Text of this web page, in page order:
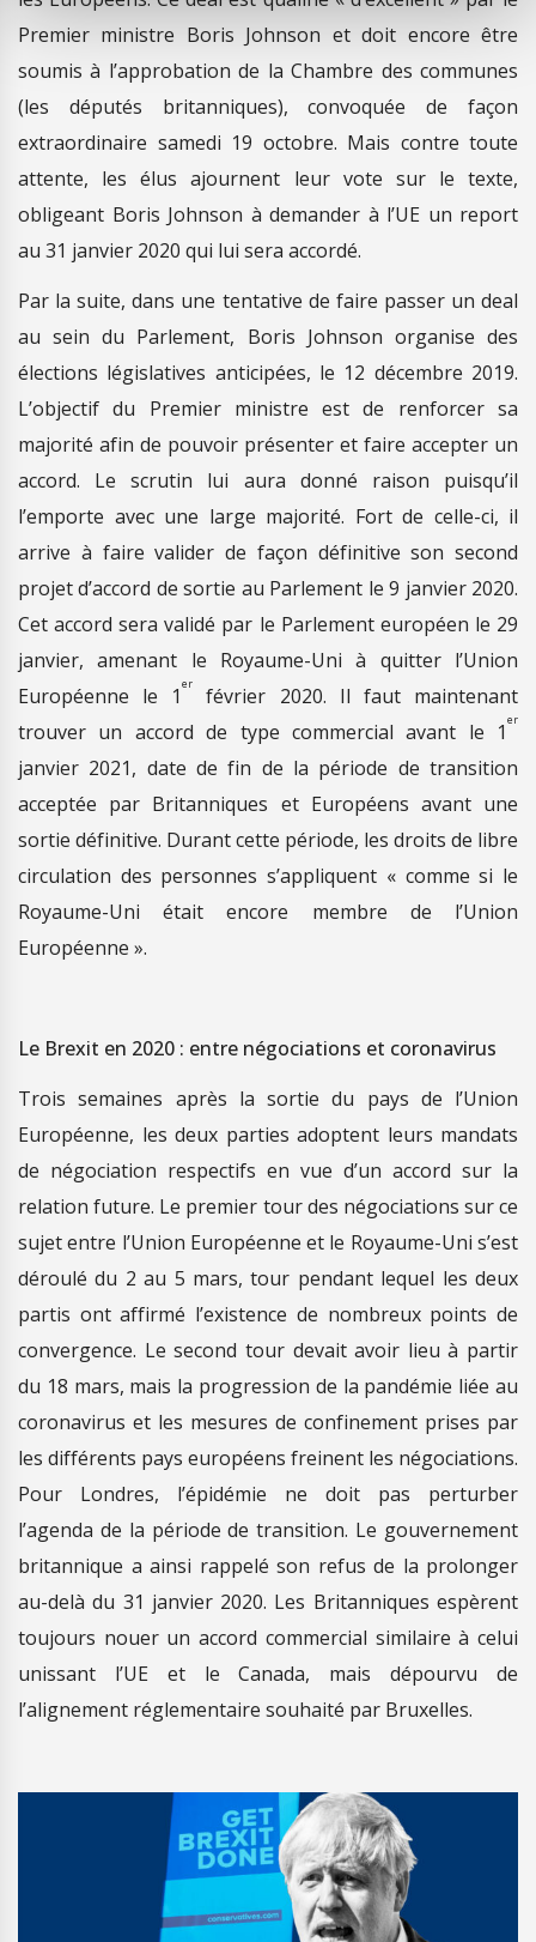
Premier ministre Boris Johnson et doit encore être
soumis à l’approbation de la Chambre des communes
(les députés britanniques), convoquée de façon
extraordinaire samedi 19 octobre. Mais contre toute
attente, les élus ajournent leur vote sur le texte,
obligeant Boris Johnson à demander à l’UE un report
au 31 janvier 2020 qui lui sera accordé.
Par la suite, dans une tentative de faire passer un deal
au sein du Parlement, Boris Johnson organise des
élections législatives anticipées, le 12 décembre 2019.
L’objectif du Premier ministre est de renforcer sa
majorité afin de pouvoir présenter et faire accepter un
accord. Le scrutin lui aura donné raison puisqu’il
l’emporte avec une large majorité. Fort de celle-ci, il
arrive à faire valider de façon définitive son second
projet d’accord de sortie au Parlement le 9 janvier 2020.
Cet accord sera validé par le Parlement européen le 29
janvier, amenant le Royaume-Uni à quitter l’Union
Européenne le 1er
février 2020. Il faut maintenant
trouver un accord de type commercial avant le 1 er
janvier 2021, date de fin de la période de transition
acceptée par Britanniques et Européens avant une
sortie définitive. Durant cette période, les droits de libre
circulation des personnes s’appliquent « comme si le
Royaume-Uni était encore membre de l’Union
Européenne ».
Le Brexit en 2020 : entre négociations et coronavirus
Trois semaines après la sortie du pays de l’Union
Européenne, les deux parties adoptent leurs mandats
de négociation respectifs en vue d’un accord sur la
relation future. Le premier tour des négociations sur ce
sujet entre l’Union Européenne et le Royaume-Uni s’est
déroulé du 2 au 5 mars, tour pendant lequel les deux
partis ont affirmé l’existence de nombreux points de
convergence. Le second tour devait avoir lieu à partir
du 18 mars, mais la progression de la pandémie liée au
coronavirus et les mesures de confinement prises par
les différents pays européens freinent les négociations.
Pour Londres, l’épidémie ne doit pas perturber
l’agenda de la période de transition. Le gouvernement
britannique a ainsi rappelé son refus de la prolonger
au-delà du 31 janvier 2020. Les Britanniques espèrent
toujours nouer un accord commercial similaire à celui
unissant l’UE et le Canada, mais dépourvu de
l’alignement réglementaire souhaité par Bruxelles.